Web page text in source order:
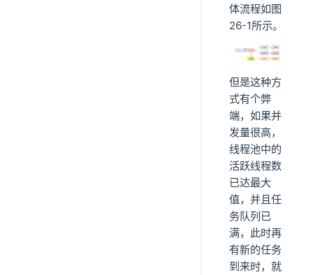
体流程如图
26-1所示。
但是这种方
式有个弊
端，如果并
发量很高，
线程池中的
活跃线程数
已达最大
值，并且任
务队列已
满，此时再
有新的任务
到来时，就